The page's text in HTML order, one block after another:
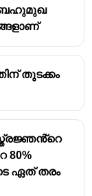
മാനസീക
ബഹുമുഖ
തുടക്കം
80%
ഏത് തരം